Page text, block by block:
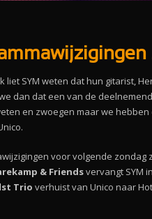
liet SYM weten dat hun gitarist,
dan dat een van de
en zwoegen maar we
voor volgende zondag
& Friendsvervangt SYM
Trio verhuist van Unico naar